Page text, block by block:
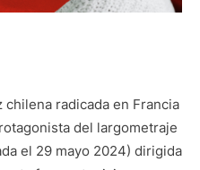
chilena radicada en Francia
del largometraje
el 29 mayo 2024) dirigida